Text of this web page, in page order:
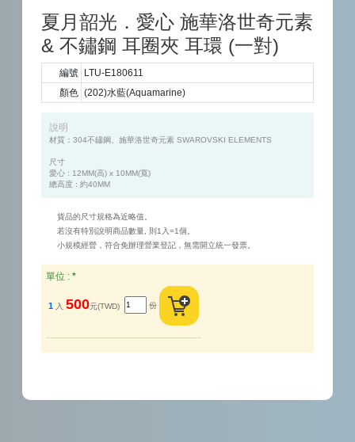
夏月韶光．愛心 施華洛世奇元素
& 不鏽鋼 耳圈夾 耳環 (一對)
編號
LTU-E180611
顏色 (202)水藍(Aquamarine)
說明
材質：304不鏽鋼、施華洛世奇元素 SWAROVSKI ELEMENTS
尺寸
愛心 : 12MM(高) x 10MM(寬)
總高度 : 約40MM
貨品的尺寸規格為近略值。
若沒有特別說明商品數量, 則1入=1個。
小規模經營，符合免辦理營業登記，無需開立統一發票。
單位 : *
1 入 500元(TWD) 份